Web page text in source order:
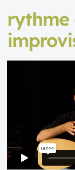
rythme